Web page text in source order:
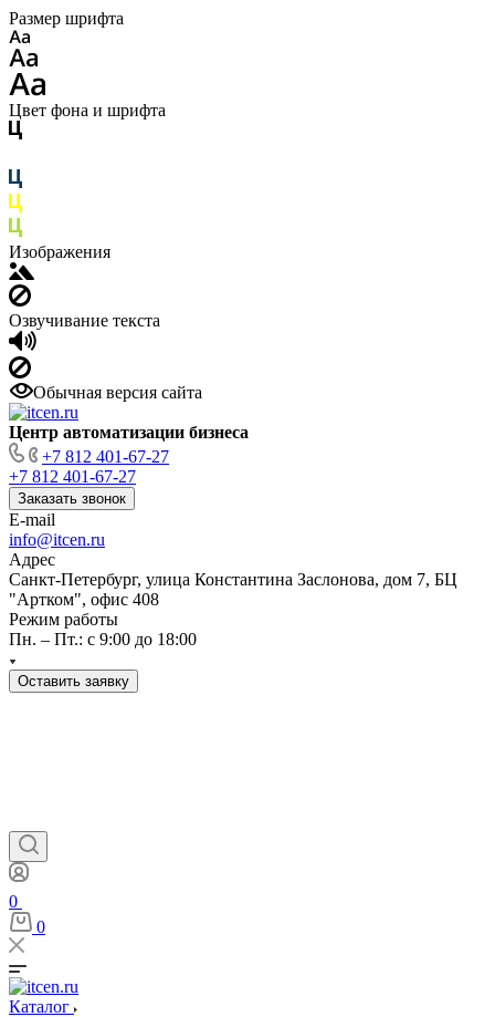
Размер шрифта
Цвет фона и шрифта
Изображения
Озвучивание текста
Обычная версия сайта
Центр автоматизации бизнеса
+7 812 401-67-27
+7 812 401-67-27
Заказать звонок
E-mail
info@itcen.ru
Адрес
Санкт-Петербург, улица Константина Заслонова, дом 7, БЦ
"Артком", офис 408
Режим работы
Пн. – Пт.: с 9:00 до 18:00
Оставить заявку
0
0
Каталог